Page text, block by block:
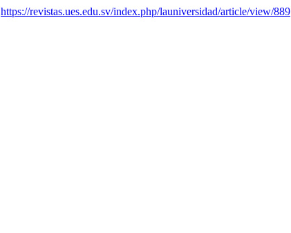
https://revistas.ues.edu.sv/index.php/launiversidad/article/view/889